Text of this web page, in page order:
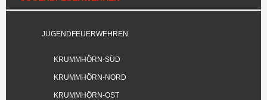
JUGENDFEUERWEHREN
KRUMMHÖRN-SÜD
KRUMMHÖRN-NORD
KRUMMHÖRN-OST